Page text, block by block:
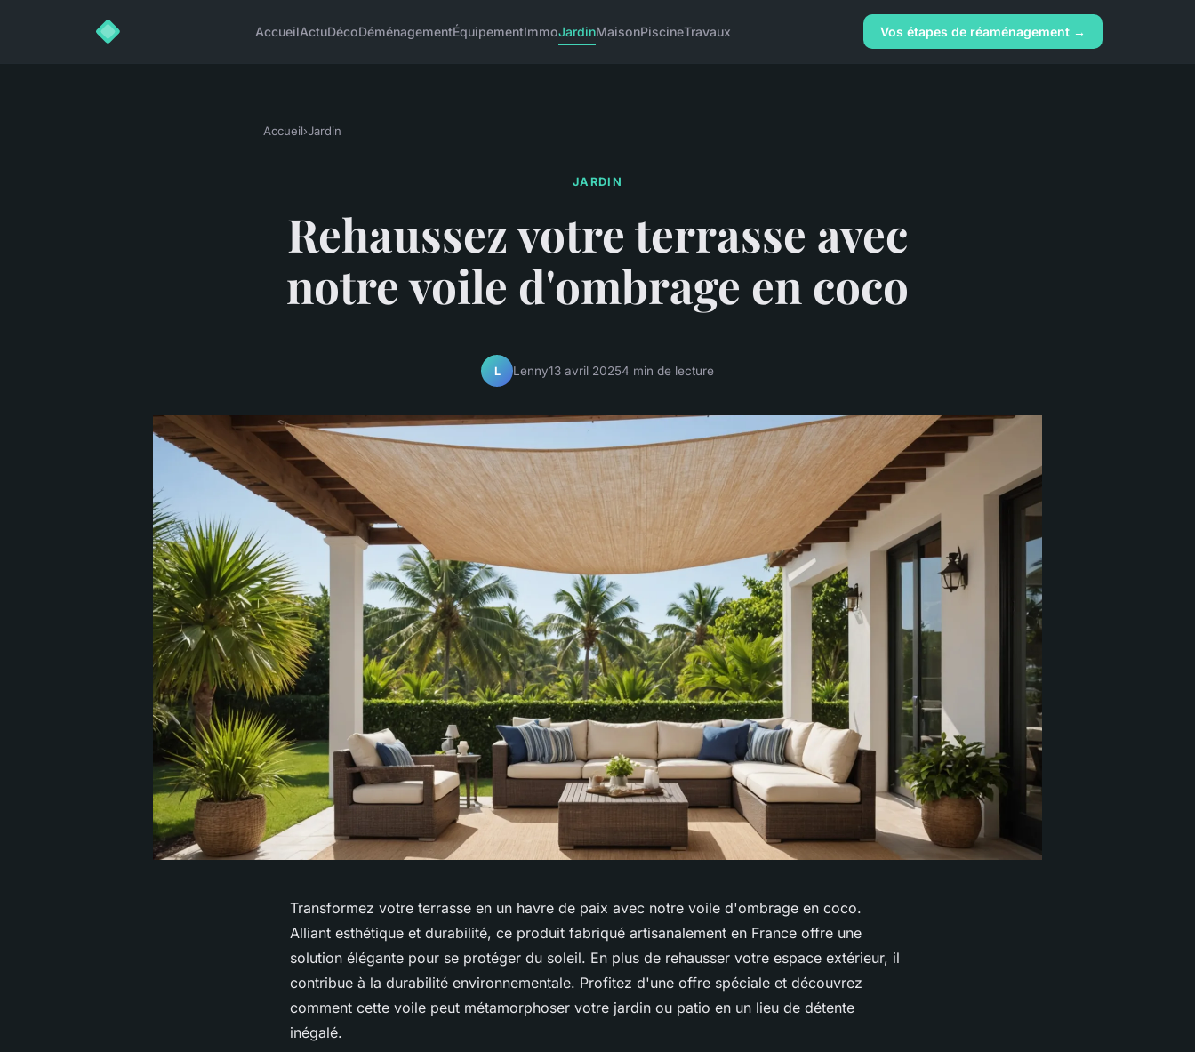
AccueilActuDécoDéménagementÉquipementImmoJardinMaisonPiscineTravaux Vos étapes de réaménagement →
Accueil›Jardin
JARDIN
Rehaussez votre terrasse avec
notre voile d'ombrage en coco
L Lenny13 avril 20254 min de lecture
Transformez votre terrasse en un havre de paix avec notre voile d'ombrage en coco.
Alliant esthétique et durabilité, ce produit fabriqué artisanalement en France offre une
solution élégante pour se protéger du soleil. En plus de rehausser votre espace extérieur, il
contribue à la durabilité environnementale. Profitez d'une offre spéciale et découvrez
comment cette voile peut métamorphoser votre jardin ou patio en un lieu de détente
inégalé.